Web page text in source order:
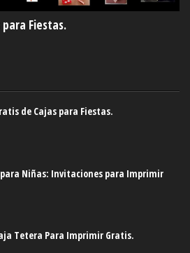
Fiestas.
de Cajas para Fiestas.
para Niñas: Invitaciones para Imprimir
Tetera Para Imprimir Gratis.